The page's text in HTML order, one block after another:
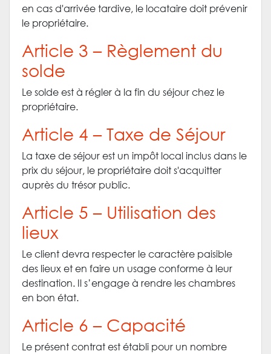
en cas d'arrivée tardive, le locataire doit prévenir
le propriétaire.
Article 3 – Règlement du
solde
Le solde est à régler à la fin du séjour chez le
propriétaire.
Article 4 – Taxe de Séjour
La taxe de séjour est un impôt local inclus dans le
prix du séjour, le propriétaire doit s'acquitter
auprès du trésor public.
Article 5 – Utilisation des
lieux
Le client devra respecter le caractère paisible
des lieux et en faire un usage conforme à leur
destination. Il s’engage à rendre les chambres
en bon état.
Article 6 – Capacité
Le présent contrat est établi pour un nombre